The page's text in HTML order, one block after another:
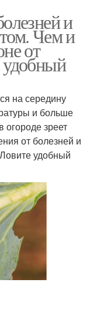
и
Чем и
от
удобный
на середину
и больше
огороде зреет
от болезней и
удобный